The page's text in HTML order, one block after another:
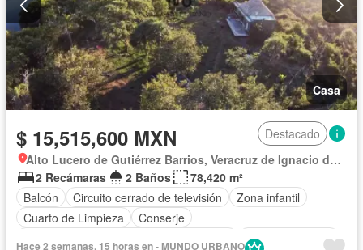
Casa
$ 15,515,600 MXN
Destacado
Alto Lucero de Gutiérrez Barrios, Veracruz de Ignacio de la Llave
2 Recámaras
2 Baños
78,420 m²
Balcón
Circuito cerrado de televisión
Zona infantil
Cuarto de Limpieza
Conserje
Cocina equipada
Hace 2 semanas, 15 horas en - MUNDO URBANO